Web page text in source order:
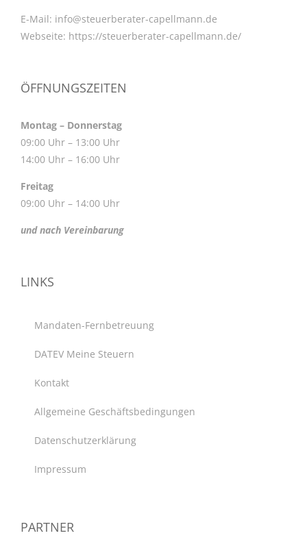
E-Mail: info@steuerberater-capellmann.de
Webseite: https://steuerberater-capellmann.de/
ÖFFNUNGSZEITEN
Montag – Donnerstag
09:00 Uhr – 13:00 Uhr
14:00 Uhr – 16:00 Uhr
Freitag
09:00 Uhr – 14:00 Uhr
und nach Vereinbarung
LINKS
Mandaten-Fernbetreuung
DATEV Meine Steuern
Kontakt
Allgemeine Geschäftsbedingungen
Datenschutzerklärung
Impressum
PARTNER